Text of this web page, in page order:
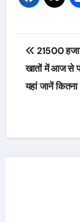
Post
21500
खातों में आज से
यहां जानें कितना